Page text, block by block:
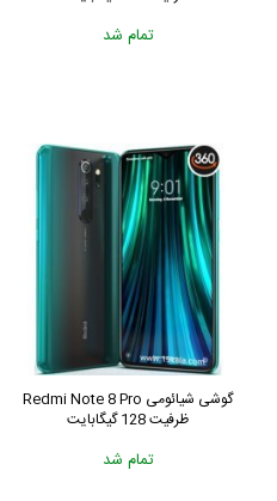
تمام شد
گوشی شیائومی Redmi Note 8 Pro
ظرفیت 128 گیگابایت
تمام شد